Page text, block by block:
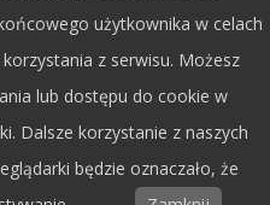
Dobra Fala.
użytkownika w celach
z serwisu. Możesz
lub dostępu do cookie w
Dalsze korzystanie z naszych
będzie oznaczało, że